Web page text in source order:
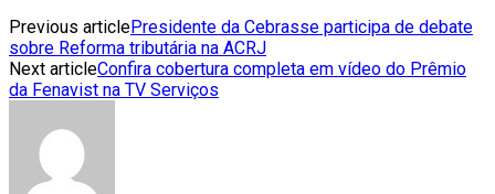
Previous articlePresidente da Cebrasse participa de debate
sobre Reforma tributária na ACRJ
Next articleConfira cobertura completa em vídeo do Prêmio
da Fenavist na TV Serviços